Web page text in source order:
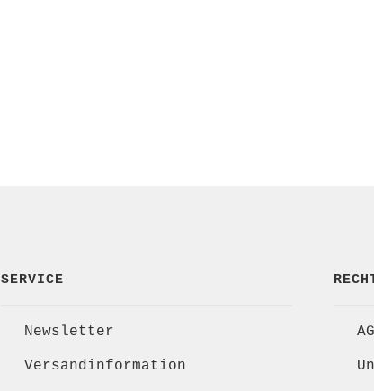
SERVICE
Newsletter
Versandinformation